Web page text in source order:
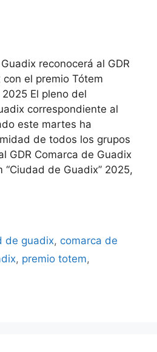
reconocerá al GDR
el premio Tótem
El pleno del
correspondiente al
este martes ha
de todos los grupos
GDR Comarca de Guadix
“Ciudad de Guadix” 2025,
de guadix, comarca de
, premio totem,